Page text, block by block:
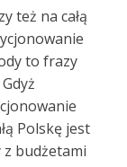
też na całą
to frazy
Polskę jest
z budżetami